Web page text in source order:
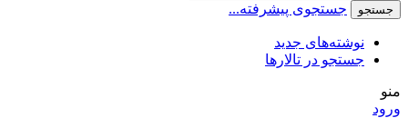
جستجو جستجوی پیشرفته...
نوشته‌های جدید
جستجو در تالارها
منو
ورود